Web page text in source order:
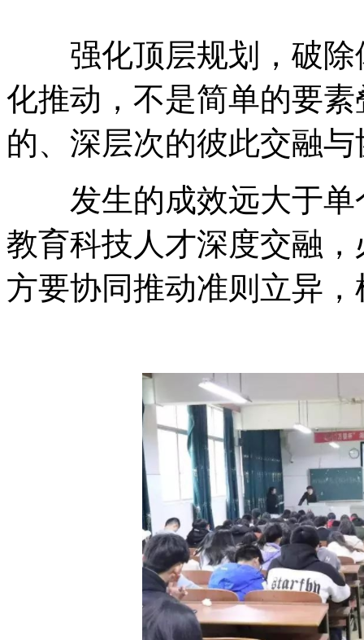
强化顶层规划，破除
化推动，不是简单的要
的、深层次的彼此交融
发生的成效远大于单
教育科技人才深度交融
方要协同推动准则立异